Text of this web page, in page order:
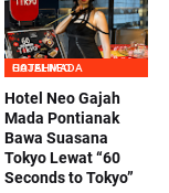
HOTEL NEO GAJAHMADA
Hotel Neo Gajah
Mada Pontianak
Bawa Suasana
Tokyo Lewat “60
Seconds to Tokyo”